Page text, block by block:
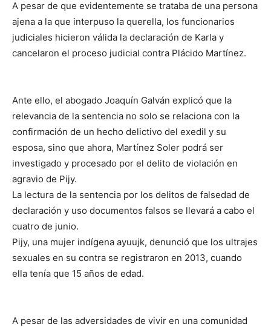
A pesar de que evidentemente se trataba de una persona
ajena a la que interpuso la querella, los funcionarios
judiciales hicieron válida la declaración de Karla y
cancelaron el proceso judicial contra Plácido Martínez.
Ante ello, el abogado Joaquín Galván explicó que la
relevancia de la sentencia no solo se relaciona con la
confirmación de un hecho delictivo del exedil y su
esposa, sino que ahora, Martínez Soler podrá ser
investigado y procesado por el delito de violación en
agravio de Pijy.
La lectura de la sentencia por los delitos de falsedad de
declaración y uso documentos falsos se llevará a cabo el
cuatro de junio.
Pijy, una mujer indígena ayuujk, denunció que los ultrajes
sexuales en su contra se registraron en 2013, cuando
ella tenía que 15 años de edad.
A pesar de las adversidades de vivir en una comunidad